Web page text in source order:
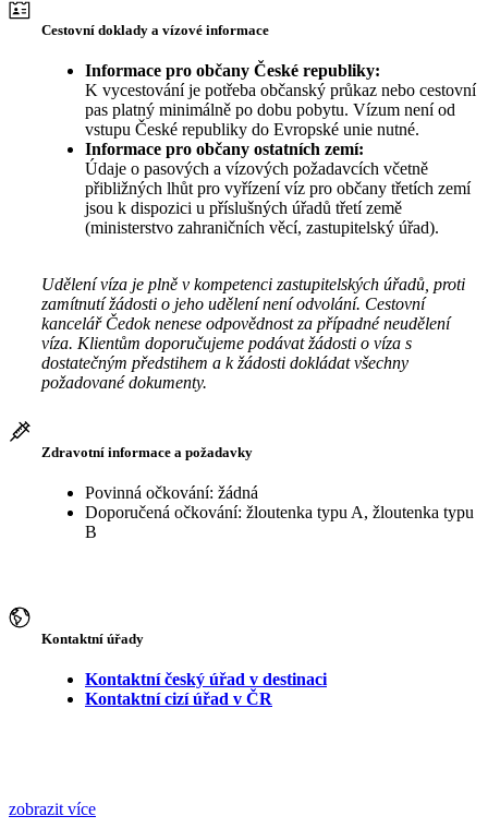
Cestovní doklady a vízové informace
Informace pro občany České republiky:
K vycestování je potřeba občanský průkaz nebo cestovní
pas platný minimálně po dobu pobytu. Vízum není od
vstupu České republiky do Evropské unie nutné.
Informace pro občany ostatních zemí:
Údaje o pasových a vízových požadavcích včetně
přibližných lhůt pro vyřízení víz pro občany třetích zemí
jsou k dispozici u příslušných úřadů třetí země
(ministerstvo zahraničních věcí, zastupitelský úřad).
Udělení víza je plně v kompetenci zastupitelských úřadů, proti
zamítnutí žádosti o jeho udělení není odvolání. Cestovní
kancelář Čedok nenese odpovědnost za případné neudělení
víza. Klientům doporučujeme podávat žádosti o víza s
dostatečným předstihem a k žádosti dokládat všechny
požadované dokumenty.
Zdravotní informace a požadavky
Povinná očkování: žádná
Doporučená očkování: žloutenka typu A, žloutenka typu
B
Kontaktní úřady
Kontaktní český úřad v destinaci
Kontaktní cizí úřad v ČR
zobrazit více